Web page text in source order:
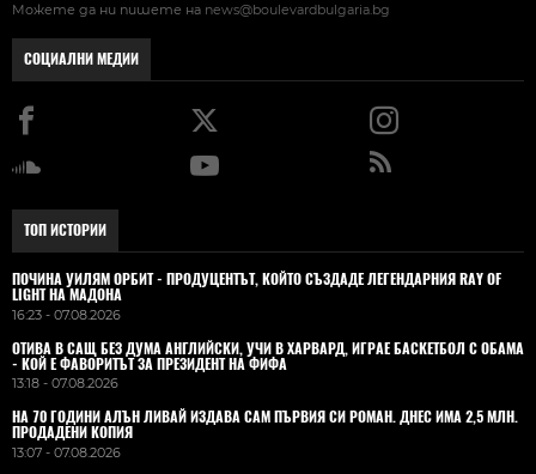
Можете да ни пишете на news@boulevardbulgaria.bg
СОЦИАЛНИ МЕДИИ
ТОП ИСТОРИИ
ПОЧИНА УИЛЯМ ОРБИТ - ПРОДУЦЕНТЪТ, КОЙТО СЪЗДАДЕ ЛЕГЕНДАРНИЯ RAY OF
LIGHT НА МАДОНА
16:23 - 07.08.2026
ОТИВА В САЩ БЕЗ ДУМА АНГЛИЙСКИ, УЧИ В ХАРВАРД, ИГРАЕ БАСКЕТБОЛ С ОБАМА
- КОЙ Е ФАВОРИТЪТ ЗА ПРЕЗИДЕНТ НА ФИФА
13:18 - 07.08.2026
НА 70 ГОДИНИ АЛЪН ЛИВАЙ ИЗДАВА САМ ПЪРВИЯ СИ РОМАН. ДНЕС ИМА 2,5 МЛН.
ПРОДАДЕНИ КОПИЯ
13:07 - 07.08.2026